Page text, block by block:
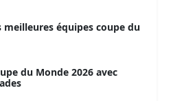
meilleures équipes coupe du
du Monde 2026 avec